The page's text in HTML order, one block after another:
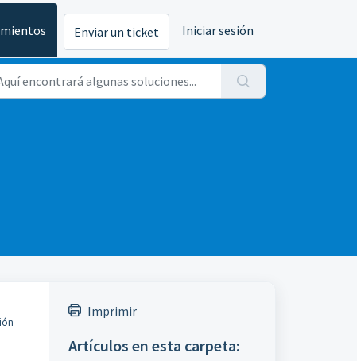
Enviar un ticket Iniciar sesión
Imprimir
Artículos en esta carpeta: